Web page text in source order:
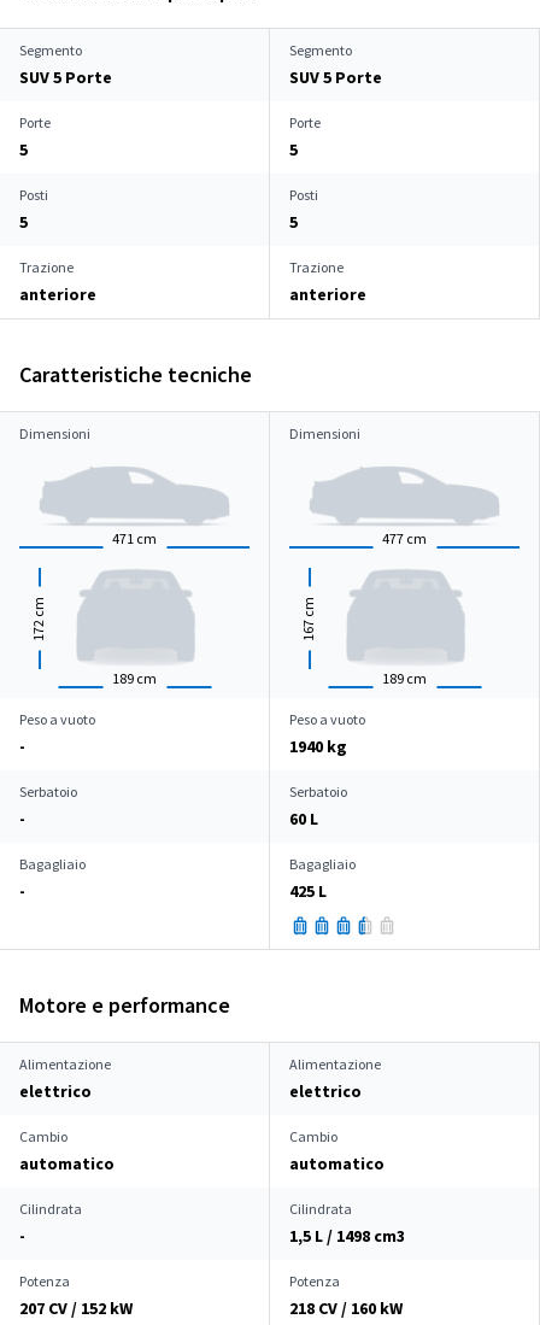
Segmento
SUV 5 Porte
Segmento
SUV 5 Porte
Porte
5
Porte
5
Posti
5
Posti
5
Trazione
anteriore
Trazione
anteriore
Caratteristiche tecniche
Dimensioni
471 cm
189 cm
172
cm
Dimensioni
477 cm
189 cm
167
cm
Peso a vuoto
-
Peso a vuoto
1940 kg
Serbatoio
-
Serbatoio
60 L
Bagagliaio
-
Bagagliaio
425 L
Motore e performance
Alimentazione
elettrico
Alimentazione
elettrico
Cambio
automatico
Cambio
automatico
Cilindrata
-
Cilindrata
1,5 L / 1498 cm3
Potenza
207 CV / 152 kW
Potenza
218 CV / 160 kW